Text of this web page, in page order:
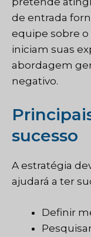
de entrada
equipe sobre
iniciam suas
abordagem
negativo.
sucesso
A estratégia
ajudará a ter
Definir